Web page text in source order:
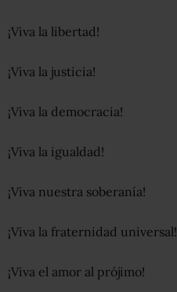
¡Viva la libertad!
¡Viva la justicia!
¡Viva la democracia!
¡Viva la igualdad!
¡Viva nuestra soberanía!
¡Viva la fraternidad universal!
¡Viva el amor al prójimo!